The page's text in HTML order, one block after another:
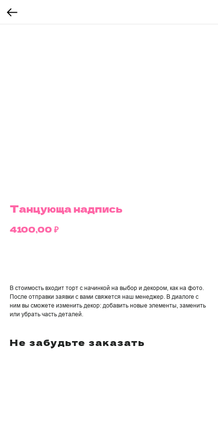
Танцующа надпись
4100,00 ₽
В стоимость входит торт с начинкой на выбор и декором, как на фото.
После отправки заявки с вами свяжется наш менеджер. В диалоге с
ним вы сможете изменить декор: добавить новые элементы, заменить
или убрать часть деталей.
Не забудьте заказать